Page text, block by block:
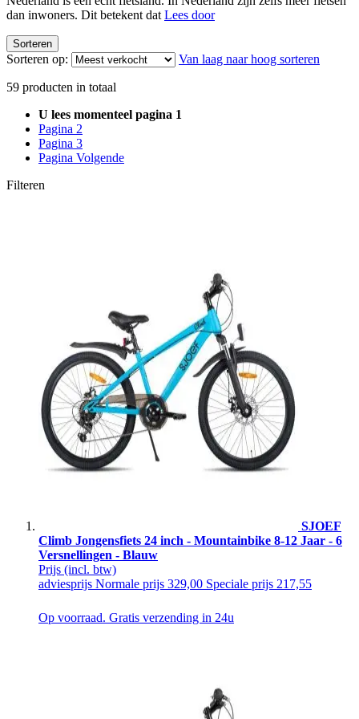
dan inwoners. Dit betekent dat Lees door
Sorteren
Sorteren op: Van laag naar hoog sorteren
59 producten in totaal
U lees momenteel pagina 1
Pagina 2
Pagina 3
Pagina Volgende
Filteren
SJOEF
Climb Jongensfiets 24 inch - Mountainbike 8-12 Jaar - 6
Versnellingen - Blauw
Prijs (incl. btw)
adviesprijs Normale prijs 329,00 Speciale prijs 217,55
Op voorraad. Gratis verzending in 24u